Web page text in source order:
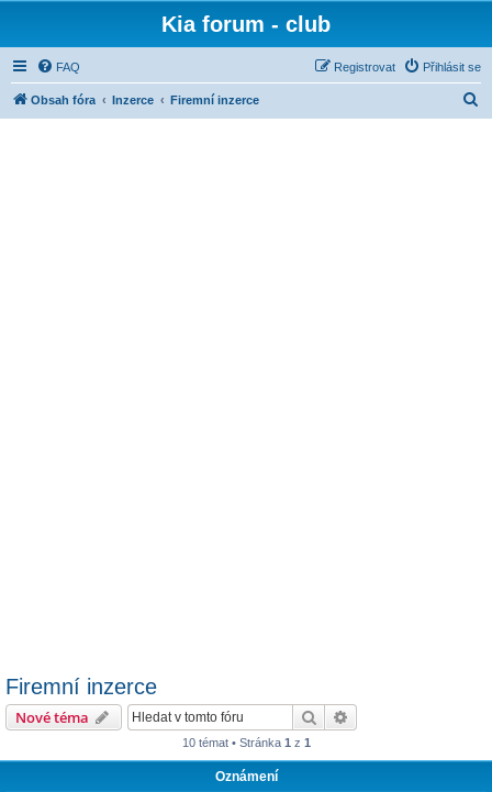
Kia forum - club
FAQ Přihlásit se
Registrovat
Obsah fóra Inzerce Firemní inzerce
Firemní inzerce
Nové téma Hledat
10 témat • Stránka 1 z 1
Oznámení